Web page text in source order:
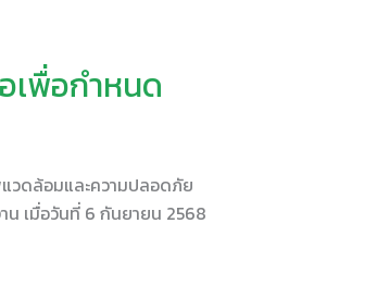
เพื่อกำหนด
วดล้อมและความปลอดภัย
น เมื่อวันที่ 6 กันยายน 2568